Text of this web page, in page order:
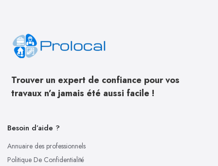
Trouver un expert de confiance pour vos
travaux n’a jamais été aussi facile !
Besoin d’aide ?
Annuaire des professionnels
Politique De Confidentialité